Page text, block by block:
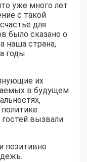
уже много лет
с такой
для
было сказано о
наша страна,
годы
их
в будущем
вызвали
позитивно